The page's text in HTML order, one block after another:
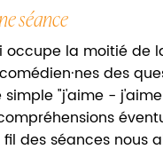
séance
occupe la moitié de
des
"j'aime -
des séances nous